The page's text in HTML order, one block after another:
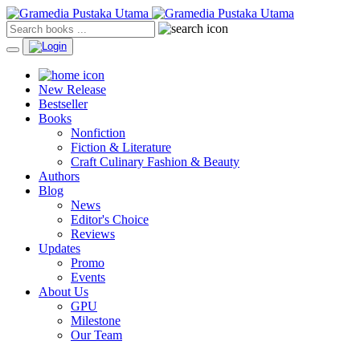
New Release
Bestseller
Books
Nonfiction
Fiction & Literature
Craft Culinary Fashion & Beauty
Authors
Blog
News
Editor's Choice
Reviews
Updates
Promo
Events
About Us
GPU
Milestone
Our Team